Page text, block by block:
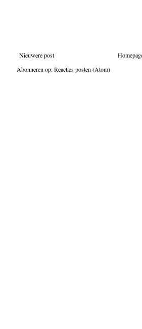
Nieuwere post
Abonneren op:Reacties posten (Atom)